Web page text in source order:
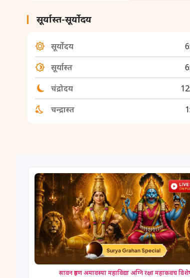
सूर्यास्त-सूर्योदय
सूर्योदय
सूर्यास्त
चंद्रोदय
चन्द्रास्त
सावन ग्रहण अमावस्या महाविद्या अग्नि रक्षा महाकवच